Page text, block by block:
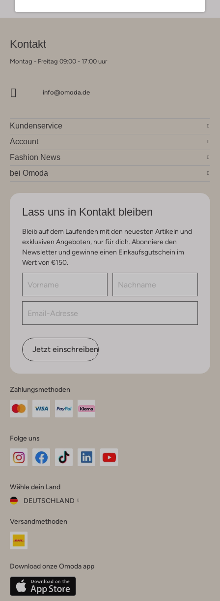
Kontakt
Montag - Freitag 09:00 - 17:00 uur
info@omoda.de
Kundenservice
Account
Fashion News
bei Omoda
Lass uns in Kontakt bleiben
Bleib auf dem Laufenden mit den neuesten Artikeln und
exklusiven Angeboten, nur für dich. Abonniere den
Newsletter und gewinne einen Einkaufsgutschein im
Wert von €150.
Jetzt einschreiben
Zahlungsmethoden
Folge uns
Instagram
Facebook
TikTok
Wähle dein Land
DEUTSCHLAND
dein
Land
Belgique(Français)
Deutschland
Versandmethoden
Download onze Omoda app